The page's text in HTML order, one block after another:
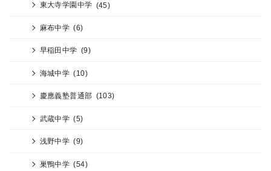
東大寺学園中学 (45)
麻布中学 (6)
早稲田中学 (9)
海城中学 (10)
慶應義塾普通部 (103)
武蔵中学 (5)
浅野中学 (9)
巣鴨中学 (54)